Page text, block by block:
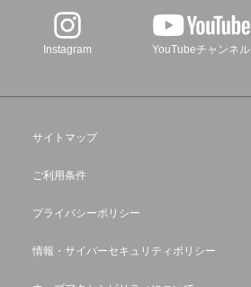
Instagram YouTubeチャンネル
サイトマップ
ご利用条件
プライバシーポリシー
情報・サイバーセキュリティポリシー